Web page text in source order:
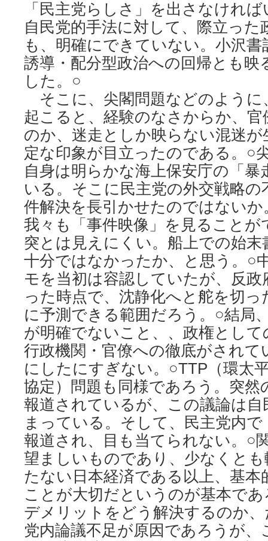
「民主党らしさ」を出さなけれ
自民党的手法に対して、際立った
も、明確にできていない。小沢
誘導・配分型政治への回帰とも映
した。○
そこに、尖閣問題などのように
起こると、経験のなさからか、
のか、迷走としか映らない混迷
定な印象が目立ったのである。○
自身は明らかな海上保安庁の「暴
いる。そこに民主党の外交戦略の
件解決を長引かせたのではない
我々も「事件映像」を見ることが
突とは見えにくい。船上での始
十分ではなかったか、と思う。○
モを当初は容認していたが、反
った時点で、沈静化へと舵を切
に予測できる範囲だろう。○結局
が明確でないこと、、政権として
行政機関・官僚への徹底がされ
にしたにすぎない。○TTP（環太
協定）問題も同様であろう。突然
報道されているが、この議論は自
まっている。そして、民主党内
報道され、目も当てられない。○
望ましいものであり、少なくと
たない日本経済である以上、基本
ことが大切だというのが基本で
デメリットをどう解決するのか
党内論議不足が原因であろうが、